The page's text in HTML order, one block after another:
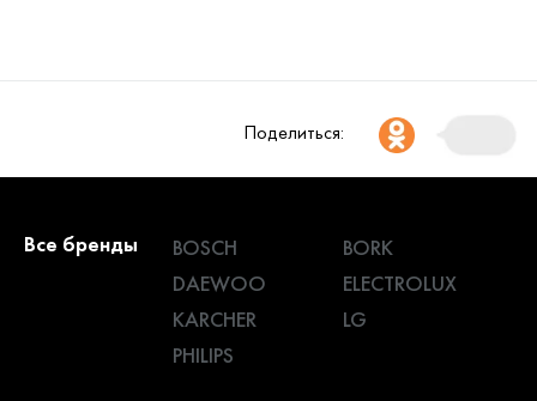
Поделиться:
Все бренды BOSCH
BORK
DAEWOO
ELECTROLUX
KARCHER
LG
PHILIPS